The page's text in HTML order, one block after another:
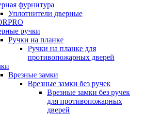
фурнитура
Уплотнители дверные
ручки
Ручки на планке
Ручки на планке для
противопожарных дверей
Врезные замки
Врезные замки без ручек
Врезные замки без ручек
для противопожарных
дверей